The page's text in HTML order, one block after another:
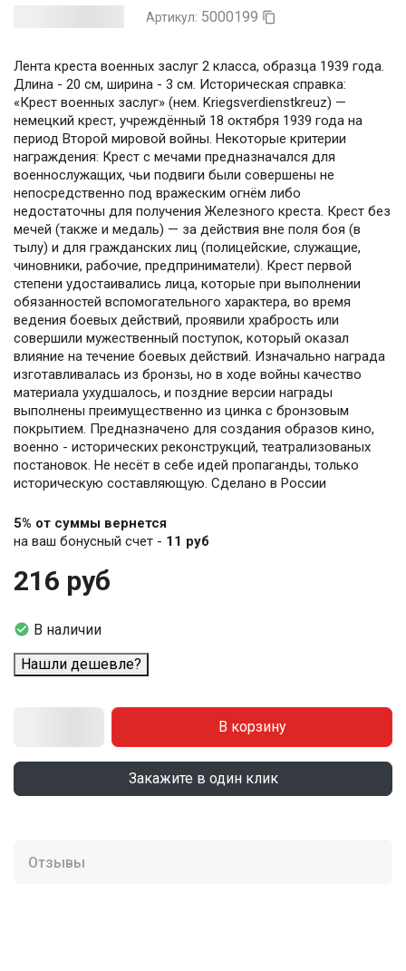
Артикул: 5000199 
Лента креста военных заслуг 2 класса, образца 1939 года.
Длина - 20 см, ширина - 3 см. Историческая справка:
«Крест военных заслуг» (нем. Kriegsverdienstkreuz) —
немецкий крест, учреждённый 18 октября 1939 года на
период Второй мировой войны. Некоторые критерии
награждения: Крест с мечами предназначался для
военнослужащих, чьи подвиги были совершены не
непосредственно под вражеским огнём либо
недостаточны для получения Железного креста. Крест без
мечей (также и медаль) — за действия вне поля боя (в
тылу) и для гражданских лиц (полицейские, служащие,
чиновники, рабочие, предприниматели). Крест первой
степени удостаивались лица, которые при выполнении
обязанностей вспомогательного характера, во время
ведения боевых действий, проявили храбрость или
совершили мужественный поступок, который оказал
влияние на течение боевых действий. Изначально награда
изготавливалась из бронзы, но в ходе войны качество
материала ухудшалось, и поздние версии награды
выполнены преимущественно из цинка с бронзовым
покрытием. Предназначено для создания образов кино,
военно - исторических реконструкций, театрализованых
постановок. Не несёт в себе идей пропаганды, только
историческую составляющую. Сделано в России
5% от суммы вернется
на ваш бонусный счет - 11 руб
216 руб
 В наличии
Нашли дешевле?
В корзину
Закажите в один клик
Отзывы